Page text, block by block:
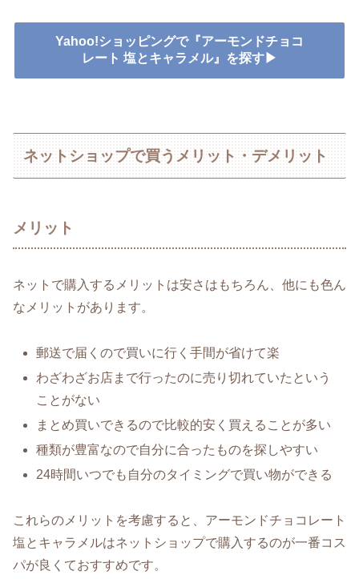
Yahoo!ショッピングで『アーモンドチョコ
レート 塩とキャラメル』を探す▶
ネットショップで買うメリット・デメリット
メリット
ネットで購入するメリットは安さはもちろん、他にも色ん
なメリットがあります。
郵送で届くので買いに行く手間が省けて楽
わざわざお店まで行ったのに売り切れていたという
ことがない
まとめ買いできるので比較的安く買えることが多い
種類が豊富なので自分に合ったものを探しやすい
24時間いつでも自分のタイミングで買い物ができる
これらのメリットを考慮すると、アーモンドチョコレート
塩とキャラメルはネットショップで購入するのが一番コス
パが良くておすすめです。